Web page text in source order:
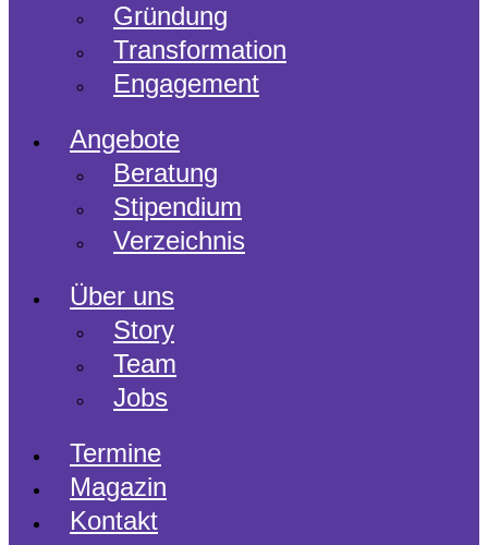
Gründung
Transformation
Engagement
Angebote
Beratung
Stipendium
Verzeichnis
Über uns
Story
Team
Jobs
Termine
Magazin
Kontakt